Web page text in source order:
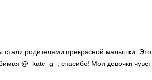
стали родителями прекрасной малышки. Это
@_kate_g_, спасибо! Мои девочки